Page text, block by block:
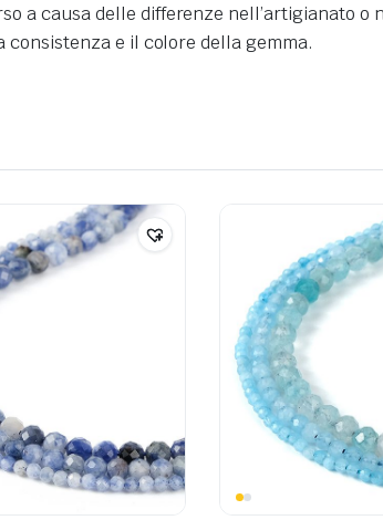
a causa delle differenze nell’artigianato o
e il colore della gemma.